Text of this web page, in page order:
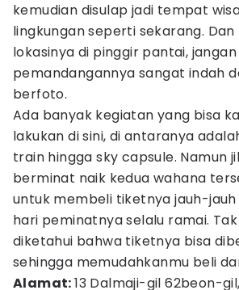
kemudian disulap jadi tempat
lingkungan seperti sekarang.
lokasinya di pinggir pantai,
pemandangannya sangat indah
berfoto.
Ada banyak kegiatan yang bisa
lakukan di sini, di antaranya
train hingga sky capsule. Namun
berminat naik kedua wahana
untuk membeli tiketnya jauh-
hari peminatnya selalu ramai.
diketahui bahwa tiketnya bisa
sehingga memudahkanmu beli
Alamat:13 Dalmaji-gil 62beon-